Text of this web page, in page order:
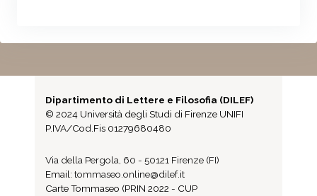
Dipartimento di Lettere e Filosofia (DILEF)
© 2024 Università degli Studi di Firenze UNIFI
P.IVA/Cod.Fis 01279680480
Via della Pergola, 60 - 50121 Firenze (FI)
Email: tommaseo.online@dilef.it
Carte Tommaseo (PRIN 2022 - CUP